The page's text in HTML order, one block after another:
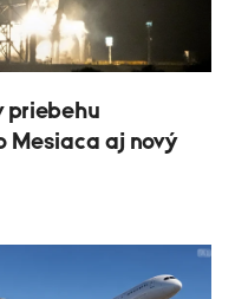
priebehu
Mesiaca aj nový